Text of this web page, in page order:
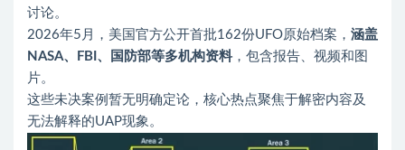
讨论。
2026年5月，美国官方公开首批162份UFO原始档案， 涵盖
NASA、FBI、国防部等多机构资料 ，包含报告、视频和图
片。
这些未决案例暂无明确定论，核心热点聚焦于解密内容及
无法解释的UAP现象。